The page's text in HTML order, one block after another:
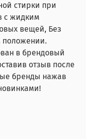
стирки при
с жидким
вещей, Без
положении.
в брендовый
отзыв после
бренды нажав